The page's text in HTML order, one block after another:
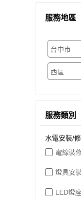
服務地區
服務類別
水電安裝/
電線裝
燈具安
LED燈